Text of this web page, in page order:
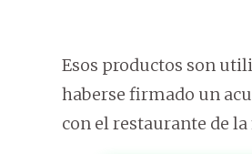
Esos productos son
haberse firmado un
con el restaurante de